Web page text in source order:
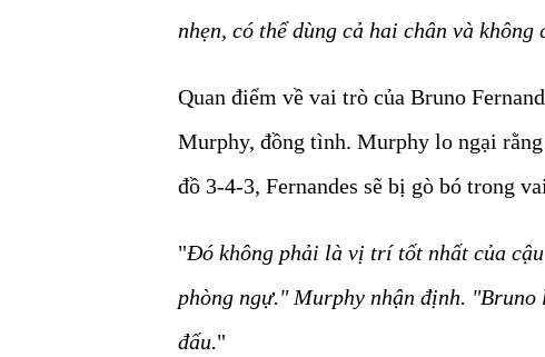
nhẹn, có thể dùng cả hai chân và không
Quan điểm về vai trò của Bruno
Murphy, đồng tình. Murphy lo ngại
đồ 3-4-3, Fernandes sẽ bị gò bó trong
"Đó không phải là vị trí tốt nhất của
phòng ngự." Murphy nhận định.
đấu."